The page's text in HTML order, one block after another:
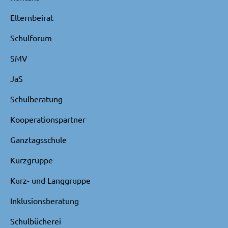
Elternbeirat
Schulforum
SMV
JaS
Schulberatung
Kooperationspartner
Ganztagsschule
Kurzgruppe
Kurz- und Langgruppe
Inklusionsberatung
Schulbücherei